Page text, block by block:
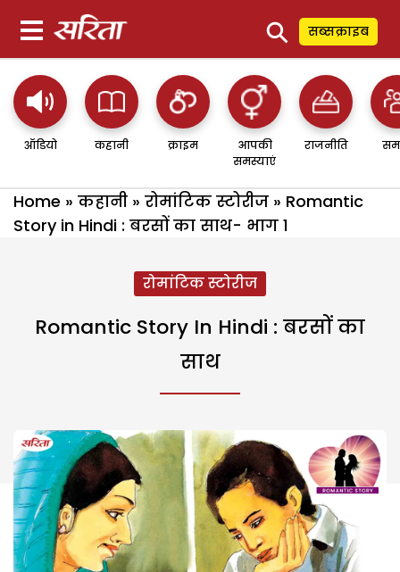
⚲ सब्सक्राइब
ऑडियो कहानी क्राइम
आपकी
समस्याएं
राजनीति
Home » कहानी » रोमांटिक स्टोरीज » Romantic
Story in Hindi : बरसों का साथ- भाग 1
रोमांटिक स्टोरीज
Romantic Story In Hindi : बरसों का
साथ